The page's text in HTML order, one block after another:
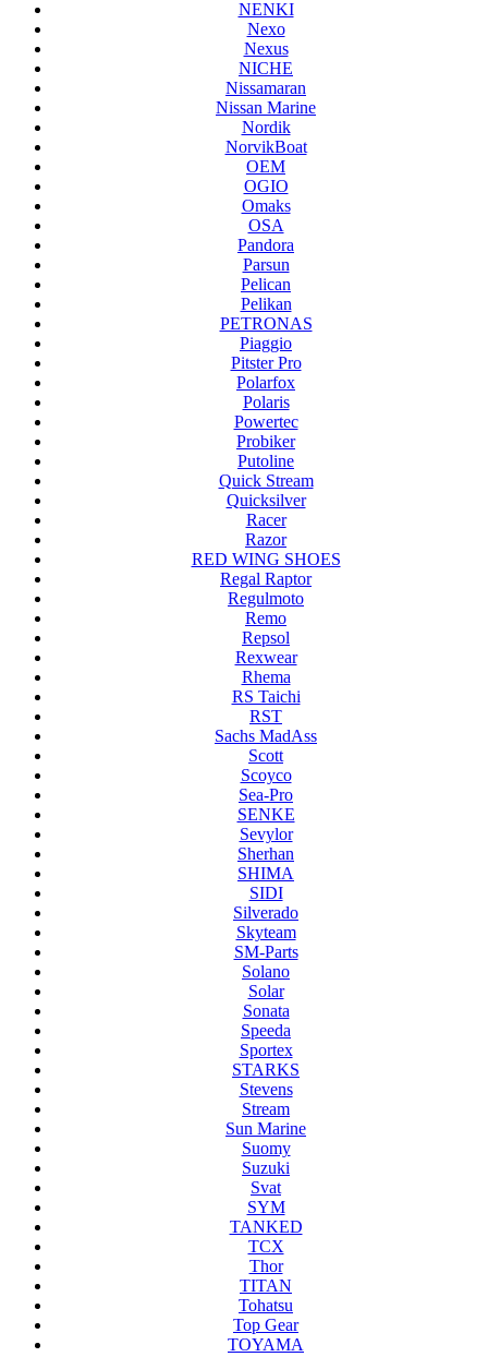
NENKI
Nexo
Nexus
NICHE
Nissamaran
Nissan Marine
Nordik
NorvikBoat
OEM
OGIO
Omaks
OSA
Pandora
Parsun
Pelican
Pelikan
PETRONAS
Piaggio
Pitster Pro
Polarfox
Polaris
Powertec
Probiker
Putoline
Quick Stream
Quicksilver
Racer
Razor
RED WING SHOES
Regal Raptor
Regulmoto
Remo
Repsol
Rexwear
Rhema
RS Taichi
RST
Sachs MadAss
Scott
Scoyco
Sea-Pro
SENKE
Sevylor
Sherhan
SHIMA
SIDI
Silverado
Skyteam
SM-Parts
Solano
Solar
Sonata
Speeda
Sportex
STARKS
Stevens
Stream
Sun Marine
Suomy
Suzuki
Svat
SYM
TANKED
TCX
Thor
TITAN
Tohatsu
Top Gear
TOYAMA